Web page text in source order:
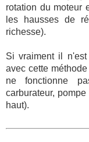
rotation du moteur
les hausses de
richesse).
Si vraiment il
avec cette
ne fonctionne
carburateur,
haut).